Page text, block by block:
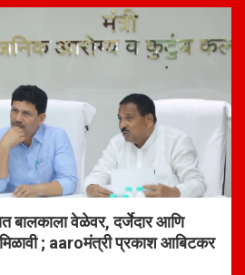
बालकाला वेळेवर, दर्जेदार आणि
; aaroमंत्री प्रकाश आबिटकर